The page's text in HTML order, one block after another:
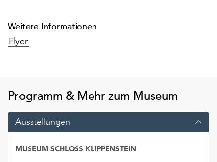
Möchten
Sie
anpassen,
erreichen
Sie
die
Einstellungen
über
Weitere Informationen
Flyer
Programm & Mehr zum Museum
Ausstellungen
MUSEUM SCHLOSS KLIPPENSTEIN